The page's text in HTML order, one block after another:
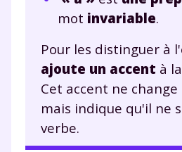
mot invariable.
Pour les distinguer à
ajoute un accent à
Cet accent ne change
mais indique qu'il ne
verbe.